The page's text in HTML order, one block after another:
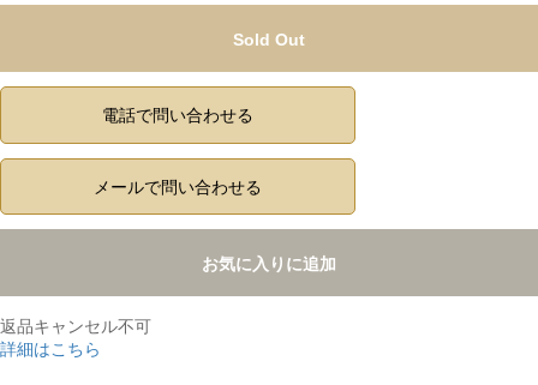
Sold Out
電話で問い合わせる
メールで問い合わせる
お気に入りに追加
返品キャンセル不可
詳細はこちら